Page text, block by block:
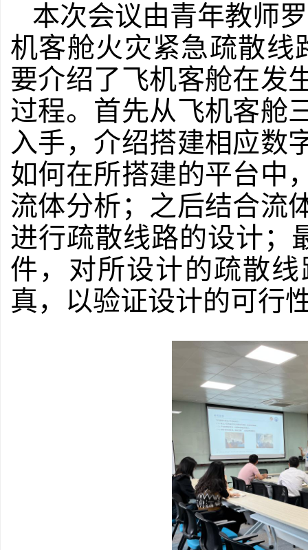
本次会议由青年教师
机客舱火灾紧急疏散线
要介绍了飞机客舱在发
过程。首先从飞机客舱
入手，介绍搭建相应数
如何在所搭建的平台中
流体分析；之后结合流
进行疏散线路的设计；
件，对所设计的疏散
真，以验证设计的可行